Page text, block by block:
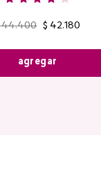
44.400 $ 42.180
agregar